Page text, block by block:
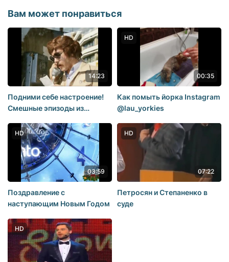
Вам может понравиться
14:23
Подними себе настроение!
Смешные эпизоды из
HD
00:35
Как помыть йорка Instagram
@lau_yorkies
HD
03:59
Поздравление с
наступающим Новым Годом
HD
07:22
Петросян и Степаненко в
суде
HD